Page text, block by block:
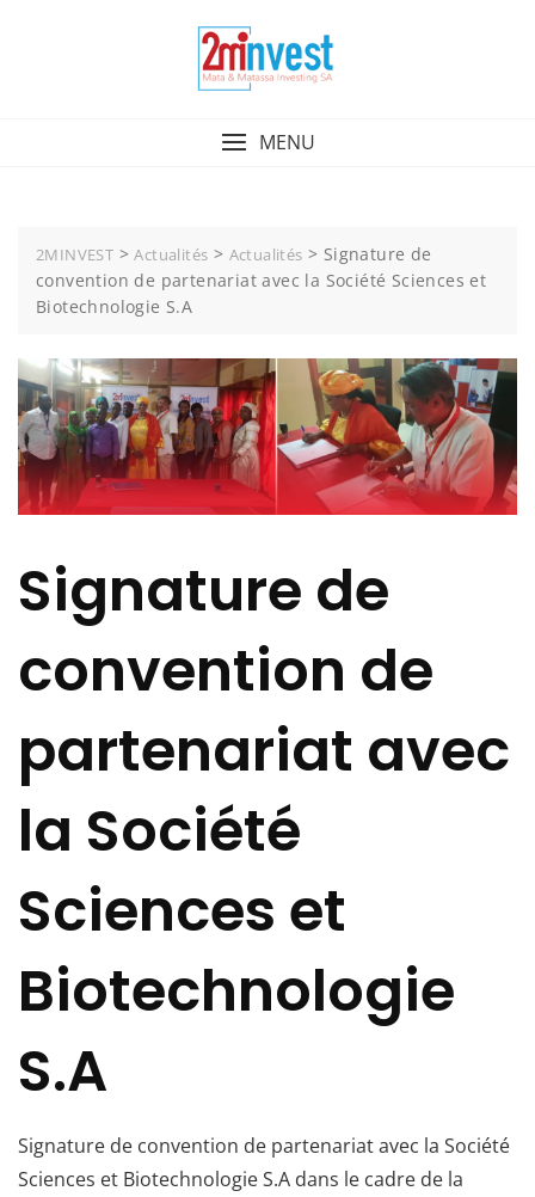
MENU
2MINVEST >Actualités > Actualités > Signature de
convention de partenariat avec la Société Sciences et
Biotechnologie S.A
Signature de
convention de
partenariat avec
la Société
Sciences et
Biotechnologie
S.A
Signature de convention de partenariat avec la Société
Sciences et Biotechnologie S.A dans le cadre de la